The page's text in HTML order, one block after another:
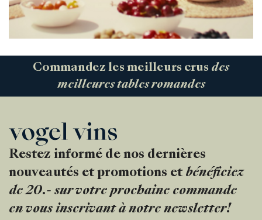
Commandez les meilleurs crus des
meilleures tables romandes
Restez informé de nos dernières
nouveautés et promotions et bénéficiez
de 20.- sur votre prochaine commande
en vous inscrivant à notre newsletter!